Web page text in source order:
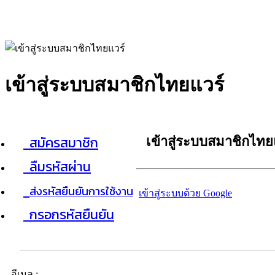
เข้าสู่ระบบสมาชิกไทยแวร์
สมัครสมาชิก
ลืมรหัสผ่าน
ส่งรหัสยืนยันการใช้งาน
กรอกรหัสยืนยัน
เข้าสู่ระบบสมาชิกไท
เข้าสู่ระบบด้วย Google